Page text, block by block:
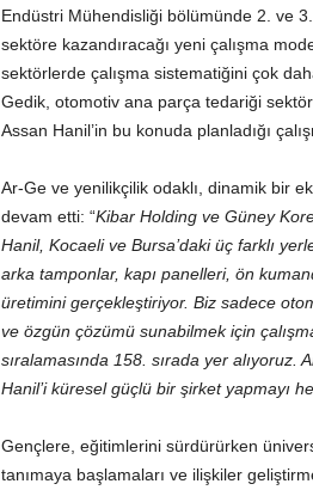
Endüstri Mühendisliği bölümünde 2. ve 3.
sektöre kazandıracağı yeni çalışma
sektörlerde çalışma sistematiğini çok
Gedik, otomotiv ana parça tedariği
Assan Hanil’in bu konuda planladığı
Ar-Ge ve yenilikçilik odaklı, dinamik bir
devam etti: “Kibar Holding ve Güney
Hanil, Kocaeli ve Bursa’daki üç farklı
arka tamponlar, kapı panelleri, ön
üretimini gerçekleştiriyor. Biz sadece
ve özgün çözümü sunabilmek için
sıralamasında 158. sırada yer
Hanil’i küresel güçlü bir şirket yapmayı
Gençlere, eğitimlerini sürdürürken
tanımaya başlamaları ve ilişkiler